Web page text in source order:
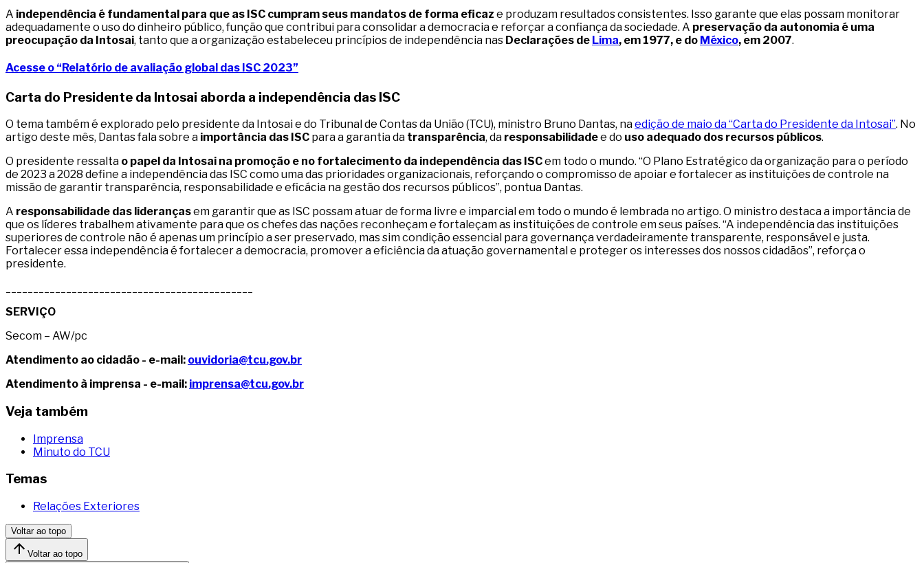
A independência é fundamental para que as ISC cumpram seus mandatos de forma eficaz e produzam resultados consistentes. Isso garante que elas possam monitorar
adequadamente o uso do dinheiro público, função que contribui para consolidar a democracia e reforçar a confiança da sociedade. A preservação da autonomia é uma
preocupação da Intosai, tanto que a organização estabeleceu princípios de independência nas Declarações de Lima, em 1977, e do México, em 2007.
Acesse o “Relatório de avaliação global das ISC 2023”
Carta do Presidente da Intosai aborda a independência das ISC
O tema também é explorado pelo presidente da Intosai e do Tribunal de Contas da União (TCU), ministro Bruno Dantas, naedição de maio da “Carta do Presidente da Intosai”. No
artigo deste mês, Dantas fala sobre a importância das ISC para a garantia da transparência, da responsabilidadee do uso adequado dos recursos públicos.
O presidente ressalta o papel da Intosai na promoção e no fortalecimento da independência das ISCem todo o mundo. “O Plano Estratégico da organização para o período
de 2023 a 2028 define a independência das ISC como uma das prioridades organizacionais, reforçando o compromisso de apoiar e fortalecer as instituições de controle na
missão de garantir transparência, responsabilidade e eficácia na gestão dos recursos públicos”, pontua Dantas.
A responsabilidade das liderançasem garantir que as ISC possam atuar de forma livre e imparcial em todo o mundo é lembrada no artigo. O ministro destaca a importância de
que os líderes trabalhem ativamente para que os chefes das nações reconheçam e fortaleçam as instituições de controle em seus países. “A independência das instituições
superiores de controle não é apenas um princípio a ser preservado, mas sim condição essencial para governança verdadeiramente transparente, responsável e justa.
Fortalecer essa independência é fortalecer a democracia, promover a eficiência da atuação governamental e proteger os interesses dos nossos cidadãos”, reforça o
presidente.
SERVIÇO
Secom – AW/pc
Atendimento ao cidadão - e-mail: ouvidoria@tcu.gov.br
Atendimento à imprensa - e-mail: imprensa@tcu.gov.br
Veja também
Imprensa
Minuto do TCU
Temas
Relações Exteriores
Voltar ao topo
Voltar ao topo